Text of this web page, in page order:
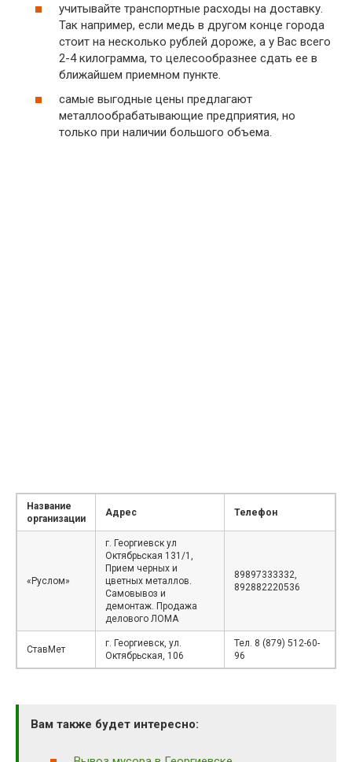
учитывайте транспортные расходы на доставку.
Так например, если медь в другом конце города
стоит на несколько рублей дороже, а у Вас всего
2-4 килограмма, то целесообразнее сдать ее в
ближайшем приемном пункте.
самые выгодные цены предлагают
металлообрабатывающие предприятия, но
только при наличии большого объема.
Название
организации
Адрес Телефон
«Руслом»
г. Георгиевск ул
Октябрьская 131/1,
Прием черных и
цветных металлов.
Самовывоз и
демонтаж. Продажа
делового ЛОМА
89897333332,
892882220536
СтавМет
г. Георгиевск, ул.
Октябрьская, 106
Тел. 8 (879) 512-60-
96
Вам также будет интересно: